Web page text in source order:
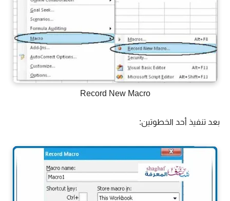
Record New Macro
بعد تنفيذ أحد الخطوتين: